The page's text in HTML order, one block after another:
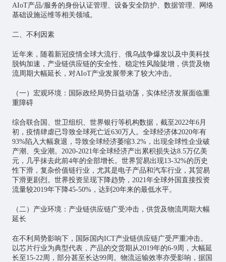
AIoT产品/服务的身份认证管理、设备安全防护、数据管理、网络
基础设施运维等相关领域。
二、不利因素
近年来，随着新冠疫情全球大流行、俄乌战争爆发以及中美科技
脱钩加速， 产业链供应链的安全性、稳定性风险陡增，供货及物
流周期大幅延长 ，对AIoT产业发展带来了较大冲击。
（一）宏观环境：国际政经局势日益动荡，实体经济发展面临重
重障碍
综合联合国、世卫组织、世界银行等机构数据，截至2022年6月
初，疫情肆虐已导致全球死亡近630万人。全球经济体2020年有
93%陷入大幅衰退，导致全球经济萎缩3.2%，出现全球性企业破
产潮、失业潮。2020-2021年全球经济产出累积损失达8.5万亿美
元，几乎抹去此前4年的全部增长。世界贸易出现13-32%的历史
性下滑，复杂价值链行业，尤其是电子产品和汽车行业，其贸易
下滑更剧烈。世界投资呈现下降趋势，2021年全球外国直接投资
流量较2019年下降45-50%，达到20年来的最低水平。
（二）产业环境：产业链供应链广受冲击，供货及物流周期大幅
延长
在不利局势影响下，国际国内ICT产业链供应链广受严重冲击。
以芯片行业为典型代表，产品的交货期从2019年的6-9周，大幅延
长至15-22周，部分甚至长达99周。物流运输效率亦受影响，据国